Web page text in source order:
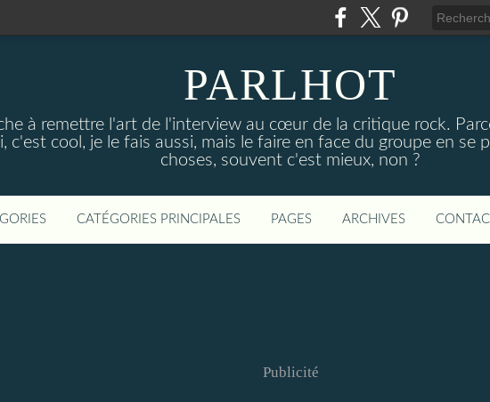
PARLHOT
à remettre l'art de l'interview au cœur de la critique rock.
c'est cool, je le fais aussi, mais le faire en face du groupe en se
choses, souvent c'est mieux, non ?
CATÉGORIES PRINCIPALES PAGES ARCHIVES
Publicité